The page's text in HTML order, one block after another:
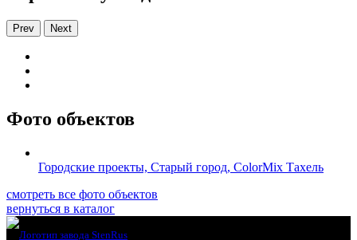
Prev Next
Фото объектов
Городские проекты, Старый город, ColorMix Тахель
смотреть все фото объектов
вернуться в каталог